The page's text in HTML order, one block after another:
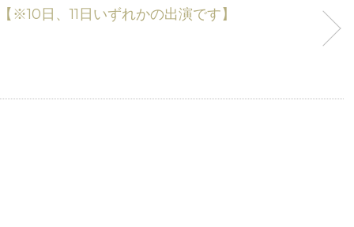
日、11日いずれかの出演です】